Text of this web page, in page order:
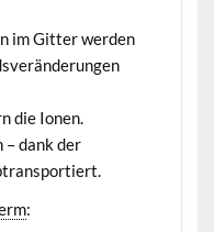
im Gitter werden
die Ionen.
– dank der
: